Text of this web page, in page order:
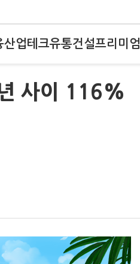
산업테크유통건설프리미엄
사이 116%